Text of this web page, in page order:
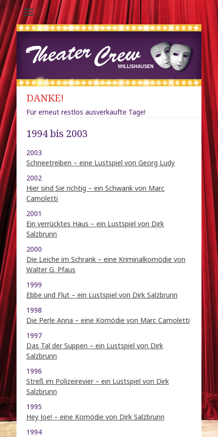
Theater-Crew
Willishausen /
Diedorf
DANKE!
Für erneut restlos ausverkaufte Tage!
1994 bis 2003
2003
Schneetreiben – eine Lustspiel von Georg Ludy
2002
Hier sind Sie richtig – ein Schwank von Marc
Camoletti
2001
Ein verrücktes Haus – ein Lustspiel von Dirk
Salzbrunn
2000
Die Leiche im Schrank – eine Kriminalkomödie von
Walter G. Pfaus
1999
Ebbe und Flut – ein Lustspiel von Dirk Salzbrunn
1998
Die Perle Anna – eine Komödie von Marc Camoletti
1997
Das Tal der Suppen – ein Lustspiel von Dirk
Salzbrunn
1996
Streß im Polizeirevier – ein Lustspiel von Dirk
Salzbrunn
1995
Hey Joe! – eine Komödie von Dirk Salzbrunn
1994